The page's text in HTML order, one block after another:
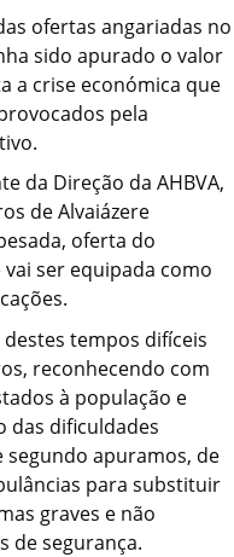
ofertas angariadas no
sido apurado o valor
a crise económica que
pela
da Direção da AHBVA,
de Alvaiázere
oferta do
ser equipada como
tempos difíceis
reconhecendo com
à população e
das dificuldades
apuramos, de
para substituir
graves e não
de segurança.